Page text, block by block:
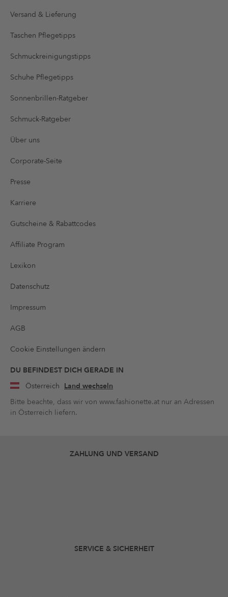
Versand & Lieferung
Taschen Pflegetipps
Schmuckreinigungstipps
Schuhe Pflegetipps
Sonnenbrillen-Ratgeber
Schmuck-Ratgeber
Über uns
Corporate-Seite
Presse
Karriere
Gutscheine & Rabattcodes
Affiliate Program
Lexikon
Datenschutz
Impressum
AGB
Cookie Einstellungen ändern
DU BEFINDEST DICH GERADE IN
Österreich Land wechseln
Bitte beachte, dass wir von www.fashionette.at nur an Adressen
in Österreich liefern.
ZAHLUNG UND VERSAND
SERVICE & SICHERHEIT